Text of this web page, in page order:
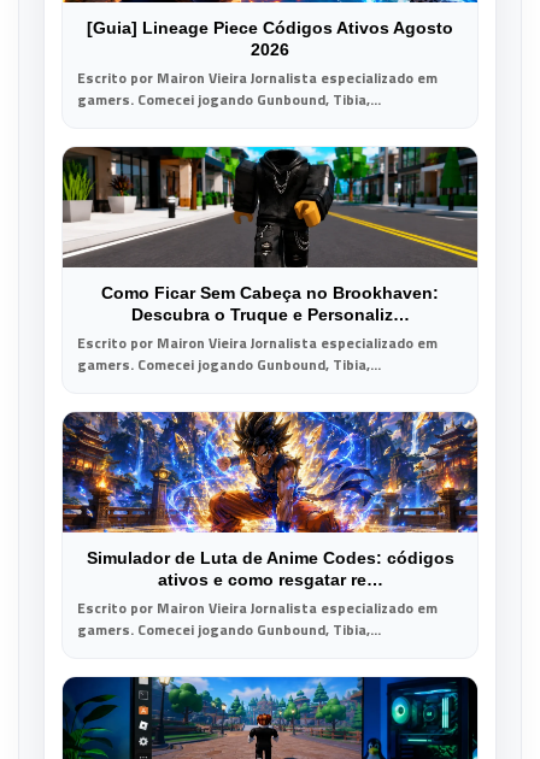
[Guia] Lineage Piece Códigos Ativos Agosto
2026
Escrito por Mairon Vieira Jornalista especializado em
gamers. Comecei jogando Gunbound, Tibia,...
Como Ficar Sem Cabeça no Brookhaven:
Descubra o Truque e Personaliz…
Escrito por Mairon Vieira Jornalista especializado em
gamers. Comecei jogando Gunbound, Tibia,...
Simulador de Luta de Anime Codes: códigos
ativos e como resgatar re…
Escrito por Mairon Vieira Jornalista especializado em
gamers. Comecei jogando Gunbound, Tibia,...